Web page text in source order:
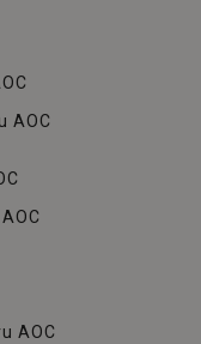
AOC
AOC